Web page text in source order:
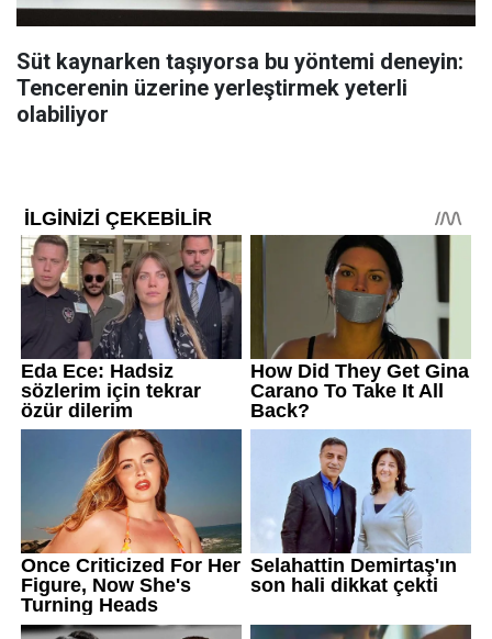
Süt kaynarken taşıyorsa bu yöntemi deneyin:
Tencerenin üzerine yerleştirmek yeterli
olabiliyor